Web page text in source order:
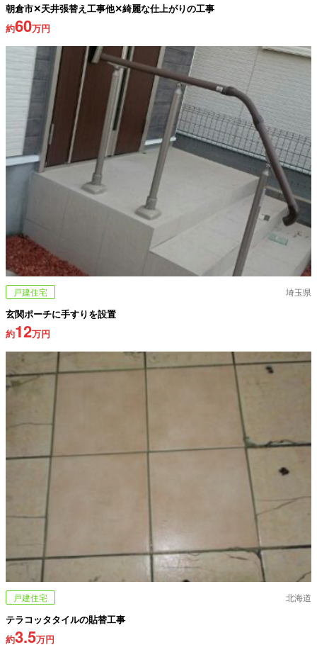
朝倉市✕天井張替え工事他✕綺麗な仕上がりの工事
約60万円
戸建住宅 埼玉県
玄関ポーチに手すりを設置
約12万円
戸建住宅 北海道
テラコッタタイルの貼替工事
約3.5万円